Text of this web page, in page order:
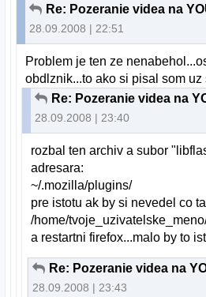
28.09.2008 | 22:51
Problem je ten ze
obdlznik...to ako si pisal som uz
28.09.2008 | 23:40
rozbal ten archiv a subor
adresara:
~/.mozilla/plugins/
pre istotu ak by si nevedel co
/home/
a restartni firefox...malo by to ist
28.09.2008 | 23:43